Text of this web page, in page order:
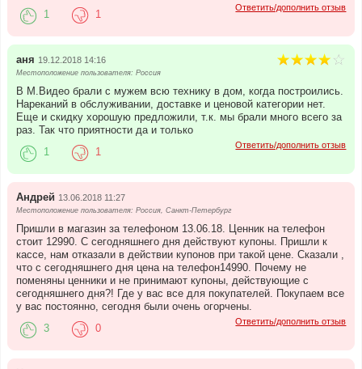
Ответить/дополнить отзыв
1 1
аня 19.12.2018 14:16
Местоположение пользователя: Россия
В М.Видео брали с мужем всю технику в дом, когда построились.
Нареканий в обслуживании, доставке и ценовой категории нет.
Еще и скидку хорошую предложили, т.к. мы брали много всего за
раз. Так что приятности да и только
Ответить/дополнить отзыв
1 1
Андрей 13.06.2018 11:27
Местоположение пользователя: Россия, Санкт-Петербург
Пришли в магазин за телефоном 13.06.18. Ценник на телефон
стоит 12990. С сегодняшнего дня действуют купоны. Пришли к
кассе, нам отказали в действии купонов при такой цене. Сказали ,
что с сегодняшнего дня цена на телефон14990. Почему не
поменяны ценники и не принимают купоны, действующие с
сегодняшнего дня?! Где у вас все для покупателей. Покупаем все
у вас постоянно, сегодня были очень огорчены.
Ответить/дополнить отзыв
3 0